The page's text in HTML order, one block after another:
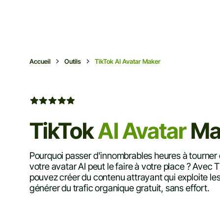
Accueil Outils TikTok AI Avatar Maker
TikTokAI Avatar
Pourquoi passer d'innombrables heures à
votre avatar AI peut le faire à votre place ? Avec
pouvez créer du contenu attrayant qui exploite
générer du trafic organique gratuit, sans effort.